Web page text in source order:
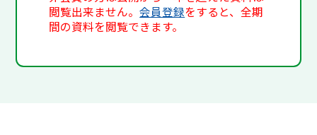
閲覧出来ません。会員登録をすると、全期
間の資料を閲覧できます。